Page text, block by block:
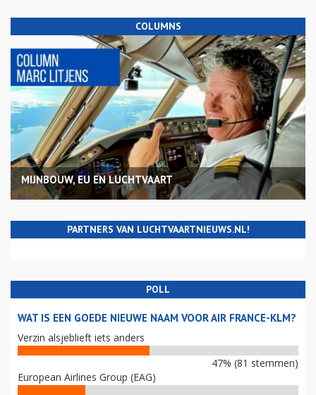
COLUMNS
MIJNBOUW, EU EN LUCHTVAART
PARTNERS VAN LUCHTVAARTNIEUWS.NL!
POLL
WAT IS EEN GOEDE NIEUWE NAAM VOOR AIR FRANCE-KLM?
Verzin alsjeblieft iets anders
47% (81 stemmen)
European Airlines Group (EAG)